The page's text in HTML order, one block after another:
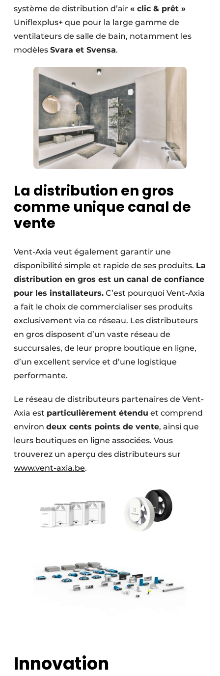
système de distribution d’air « clic & prêt »
Uniflexplus+ que pour la large gamme de
ventilateurs de salle de bain, notamment les
modèles Svara et Svensa.
La distribution en gros
comme unique canal de
vente
Vent-Axia veut également garantir une
disponibilité simple et rapide de ses produits. La
distribution en gros est un canal de confiance
pour les installateurs. C’est pourquoi Vent-Axia
a fait le choix de commercialiser ses produits
exclusivement via ce réseau. Les distributeurs
en gros disposent d’un vaste réseau de
succursales, de leur propre boutique en ligne,
d’un excellent service et d’une logistique
performante.
Le réseau de distributeurs partenaires de Vent-
Axia est particulièrement étendu et comprend
environ deux cents points de vente, ainsi que
leurs boutiques en ligne associées. Vous
trouverez un aperçu des distributeurs sur
www.vent-axia.be.
Innovation